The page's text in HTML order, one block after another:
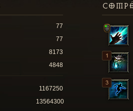
77
77
8173
4848
1167250
13564300